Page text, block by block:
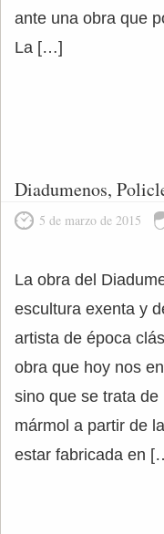
ante una obra que
La […]
Diadumenos,
5 de marzo de 2015
La obra del
escultura exenta y
artista de época
obra que hoy nos
sino que se trata
mármol a partir de
estar fabricada en